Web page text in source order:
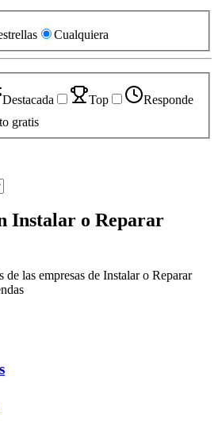
Cualquiera
Destacada Top
Responde
gratis
Instalar o Reparar
de las empresas de Instalar o Reparar